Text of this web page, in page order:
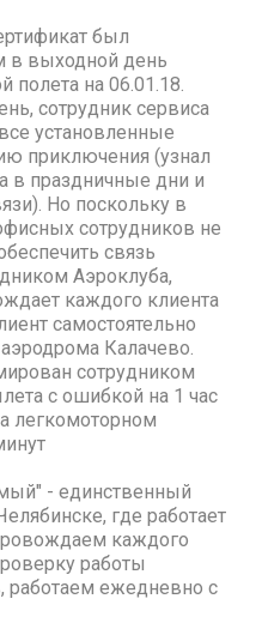
был
в выходной день
полета на 06.01.18.
сотрудник сервиса
установленные
приключения (узнал
в праздничные дни и
Но поскольку в
сотрудников не
связь
Аэроклуба,
каждого клиента
самостоятельно
Калачево.
сотрудником
с ошибкой на 1 час
легкомоторном
- единственный
где работает
каждого
работы
работаем ежедневно с